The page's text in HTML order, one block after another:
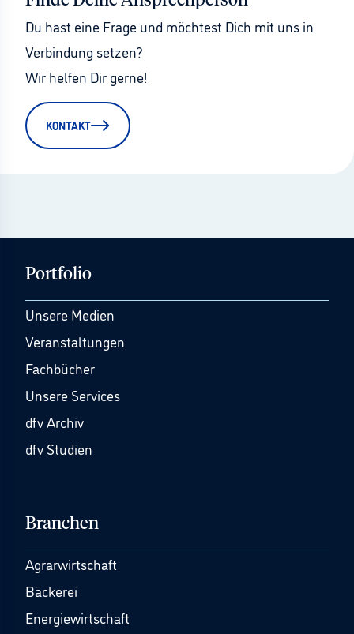
Du hast eine Frage und möchtest Dich mit uns in
Verbindung setzen?
Wir helfen Dir gerne!
KONTAKT
Portfolio
Unsere Medien
Veranstaltungen
Fachbücher
Unsere Services
dfv Archiv
dfv Studien
Branchen
Agrarwirtschaft
Bäckerei
Energiewirtschaft